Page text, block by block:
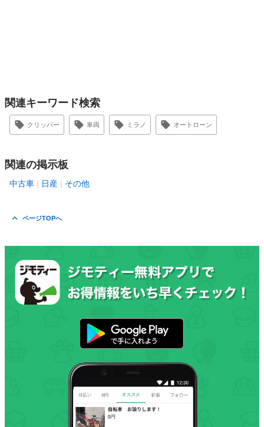
関連キーワード検索
クリッパー 車両 ミラノ オートローン
関連の掲示板
中古車 日産 その他
ページTOPへ